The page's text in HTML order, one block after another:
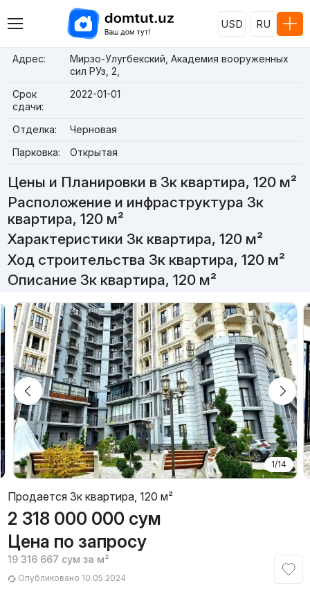
USD RU
Адрес:
Мирзо-Улугбекский, Академия вооруженных
сил РУз, 2,
Срок
сдачи:
2022-01-01
Отделка:
Черновая
Парковка:
Открытая
Цены и Планировки в 3к квартира, 120 м²
Расположение и инфраструктура 3к
квартира, 120 м²
Характеристики 3к квартира, 120 м²
Ход строительства 3к квартира, 120 м²
Описание 3к квартира, 120 м²
1/14
Продается 3к квартира, 120 м²
2 318 000 000 сум
Цена по запросу
19 316 667 сум за м²
Опубликовано 10.05.2024